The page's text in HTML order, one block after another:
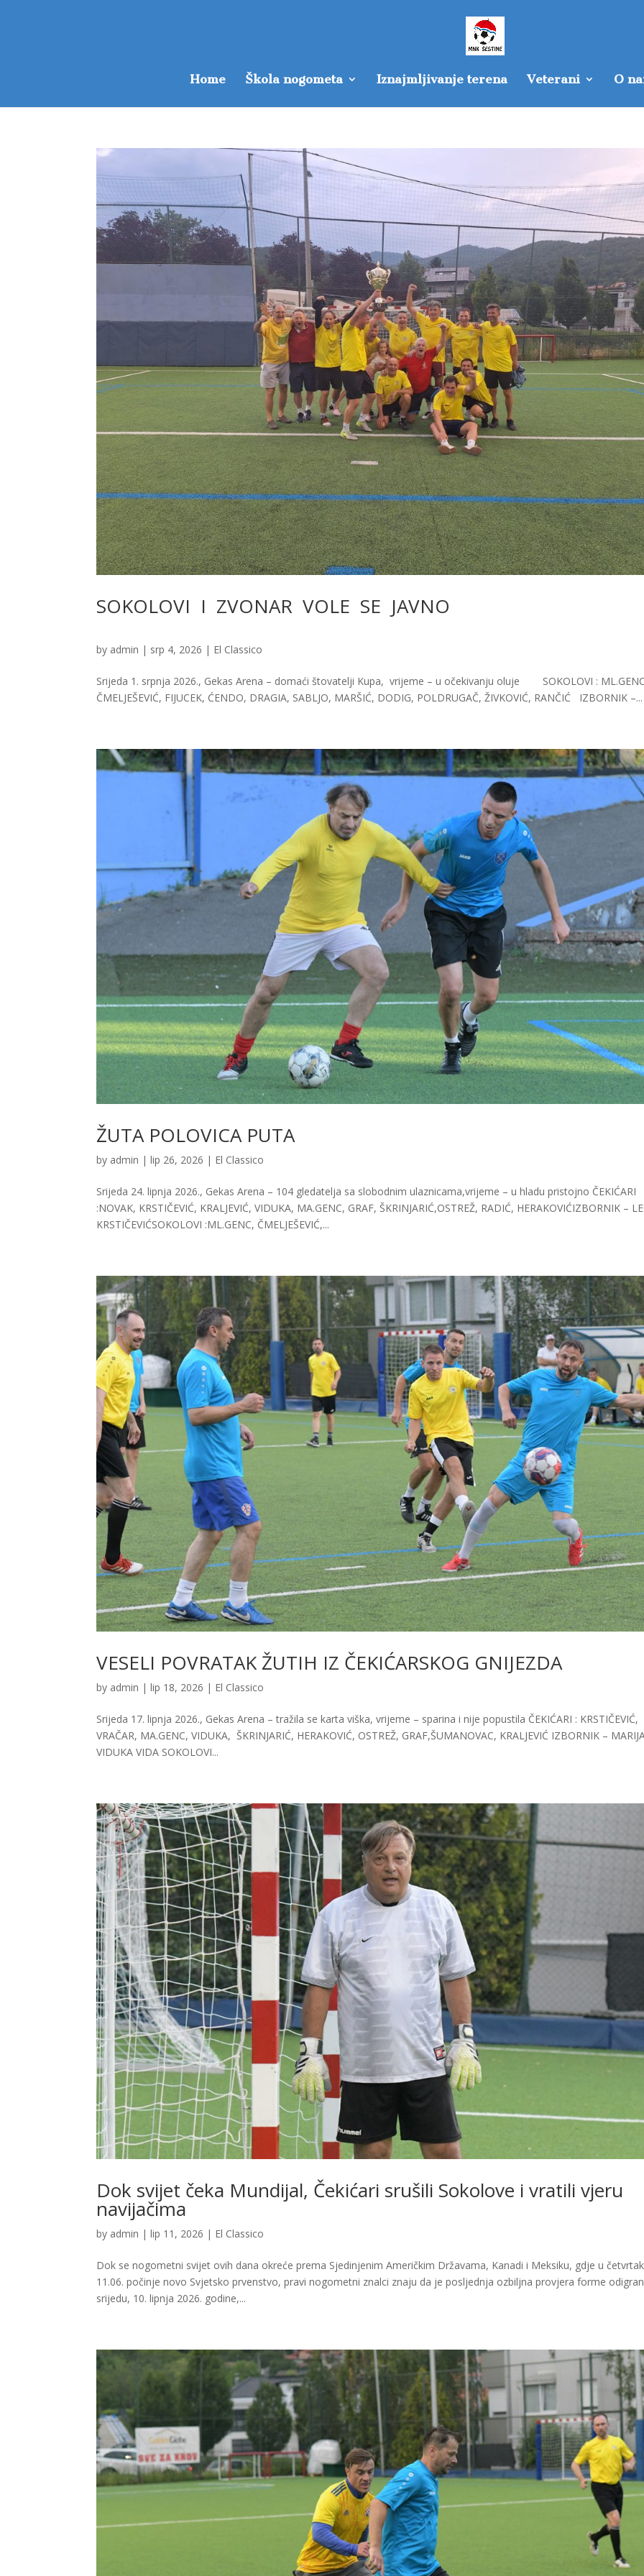
Home Škola nogometa Iznajmljivanje terena Veterani O
SOKOLOVI I ZVONAR VOLE SE JAVNO
by admin | srp 4, 2026 | El Classico
Srijeda 1. srpnja 2026., Gekas Arena – domaći štovatelji Kupa, vrijeme – u očekivanju oluje SOKOLOVI :
ČMELJEŠEVIĆ, FIJUCEK, ĆENDO, DRAGIA, SABLJO, MARŠIĆ, DODIG, POLDRUGAČ, ŽIVKOVIĆ, RANČIĆ IZBORNIK –...
ŽUTA POLOVICA PUTA
by admin |lip 26, 2026 | El Classico
Srijeda 24. lipnja 2026., Gekas Arena – 104 gledatelja sa slobodnim ulaznicama,vrijeme – u hladu pristojno ČEKIĆARI
:NOVAK, KRSTIČEVIĆ, KRALJEVIĆ, VIDUKA, MA.GENC, GRAF, ŠKRINJARIĆ,OSTREŽ, RADIĆ, HERAKOVIĆIZBORNIK –
KRSTIČEVIĆSOKOLOVI :ML.GENC, ČMELJEŠEVIĆ,...
VESELI POVRATAK ŽUTIH IZ ČEKIĆARSKOG GNIJEZDA
by admin |lip 18, 2026 | El Classico
Srijeda 17. lipnja 2026., Gekas Arena – tražila se karta viška, vrijeme – sparina i nije popustila ČEKIĆARI : KRSTIČEVIĆ,
VRAČAR, MA.GENC, VIDUKA, ŠKRINJARIĆ, HERAKOVIĆ, OSTREŽ, GRAF,ŠUMANOVAC, KRALJEVIĆ IZBORNIK –
VIDUKA VIDA SOKOLOVI...
Dok svijet čeka Mundijal, Čekićari srušili Sokolove i vratili vjeru
navijačima
by admin |lip 11, 2026 | El Classico
Dok se nogometni svijet ovih dana okreće prema Sjedinjenim Američkim Državama, Kanadi i Meksiku, gdje u
11.06. počinje novo Svjetsko prvenstvo, pravi nogometni znalci znaju da je posljednja ozbiljna provjera forme
srijedu, 10. lipnja 2026. godine,...